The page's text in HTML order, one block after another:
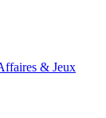
& Jeux